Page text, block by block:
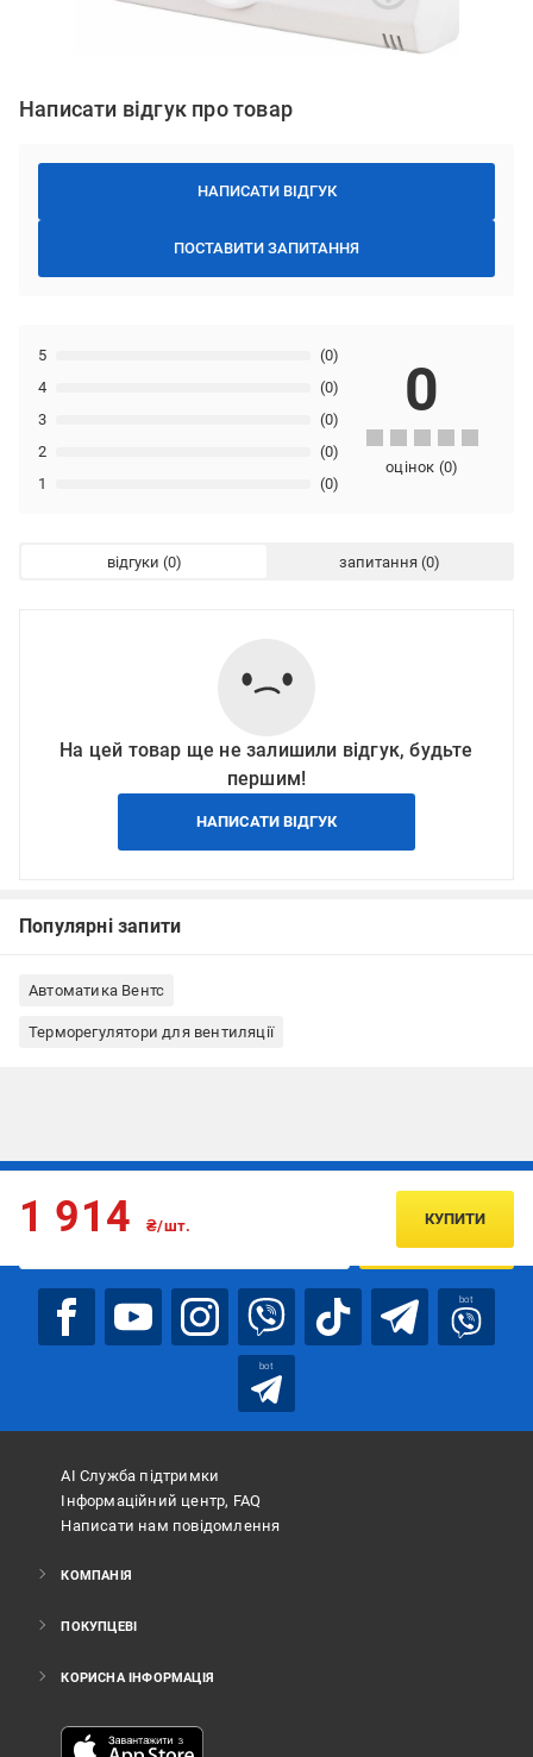
Написати відгук про товар
НАПИСАТИ ВІДГУК
ПОСТАВИТИ ЗАПИТАННЯ
1 (0)
2 (0)
3 (0)
4 (0)
5 (0)
0
оцінок (0)
відгуки запитання
На цей товар ще не залишили відгук, будьте
першим!
НАПИСАТИ ВІДГУК
Популярні запити
Автоматика Вентс
Терморегулятори для вентиляції
1 914 ₴/шт. КУПИТИ
Підписуйтесь, щоб дізнаватись першим про акції та пропозиції
ПІДПИСАТИСЯ
bot
bot
АІ Служба підтримки
Інформаційний центр, FAQ
Написати нам повідомлення
КОМПАНІЯ
ПОКУПЦЕВІ
КОРИСНА ІНФОРМАЦІЯ